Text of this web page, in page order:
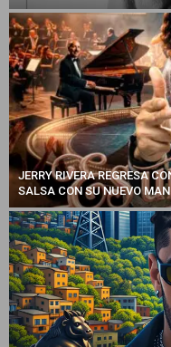
JERRY RIVERA REGRESA
SALSA CON SU NUEVO